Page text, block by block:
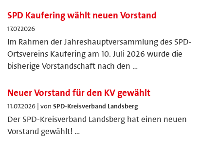
SPD Kaufering wählt neuen Vorstand
17.07.2026
Im Rahmen der Jahreshauptversammlung des SPD-
Ortsvereins Kaufering am 10. Juli 2026 wurde die
bisherige Vorstandschaft nach den …
Neuer Vorstand für den KV gewählt
11.07.2026 | von SPD-Kreisverband Landsberg
Der SPD-Kreisverband Landsberg hat einen neuen
Vorstand gewählt! …